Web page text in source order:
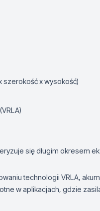
szerokość x wysokość)
się długim okresem
technologii VRLA,
w aplikacjach, gdzie